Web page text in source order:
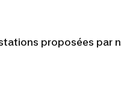
proposées par